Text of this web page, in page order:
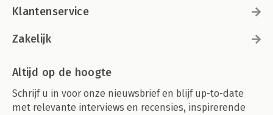
Klantenservice
Zakelijk
Altijd op de hoogte
Schrijf u in voor onze nieuwsbrief en blijf up-to-date
met relevante interviews en recensies, inspirerende